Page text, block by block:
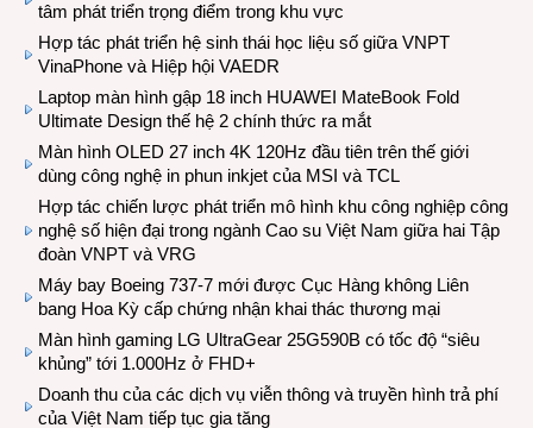
tâm phát triển trọng điểm trong khu vực
Hợp tác phát triển hệ sinh thái học liệu số giữa VNPT
VinaPhone và Hiệp hội VAEDR
Laptop màn hình gập 18 inch HUAWEI MateBook Fold
Ultimate Design thế hệ 2 chính thức ra mắt
Màn hình OLED 27 inch 4K 120Hz đầu tiên trên thế giới
dùng công nghệ in phun inkjet của MSI và TCL
Hợp tác chiến lược phát triển mô hình khu công nghiệp công
nghệ số hiện đại trong ngành Cao su Việt Nam giữa hai Tập
đoàn VNPT và VRG
Máy bay Boeing 737-7 mới được Cục Hàng không Liên
bang Hoa Kỳ cấp chứng nhận khai thác thương mại
Màn hình gaming LG UltraGear 25G590B có tốc độ “siêu
khủng” tới 1.000Hz ở FHD+
Doanh thu của các dịch vụ viễn thông và truyền hình trả phí
của Việt Nam tiếp tục gia tăng